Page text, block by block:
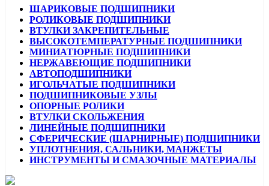
ШАРИКОВЫЕ ПОДШИПНИКИ
РОЛИКОВЫЕ ПОДШИПНИКИ
ВТУЛКИ ЗАКРЕПИТЕЛЬНЫЕ
ВЫСОКОТЕМПЕРАТУРНЫЕ ПОДШИПНИКИ
МИНИАТЮРНЫЕ ПОДШИПНИКИ
НЕРЖАВЕЮЩИЕ ПОДШИПНИКИ
АВТОПОДШИПНИКИ
ИГОЛЬЧАТЫЕ ПОДШИПНИКИ
ПОДШИПНИКОВЫЕ УЗЛЫ
ОПОРНЫЕ РОЛИКИ
ВТУЛКИ СКОЛЬЖЕНИЯ
ЛИНЕЙНЫЕ ПОДШИПНИКИ
СФЕРИЧЕСКИЕ (ШАРНИРНЫЕ) ПОДШИПНИКИ
УПЛОТНЕНИЯ, САЛЬНИКИ, МАНЖЕТЫ
ИНСТРУМЕНТЫ И СМАЗОЧНЫЕ МАТЕРИАЛЫ